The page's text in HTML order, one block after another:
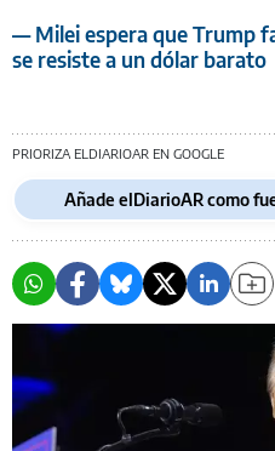
— Milei espera que Trump
se resiste a un dólar barato
PRIORIZA ELDIARIOAR EN GOOGLE
Añade elDiarioAR como